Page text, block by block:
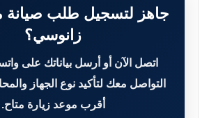
جاهز لتسجيل طلب صيانة
زانوسي؟
اتصل الآن أو أرسل بياناتك على
التواصل معك لتأكيد نوع الجهاز
أقرب موعد زيارة متاح.